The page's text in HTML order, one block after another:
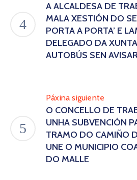
A ALCALDESA DE
MALA XESTIÓN DO
PORTA A PORTA’ E
DELEGADO DA
AUTOBÚS SEN
Páxina siguiente
O CONCELLO DE
UNHA SUBVENCIÓN
TRAMO DO CAMIÑO
UNE O MUNICIPIO
DO MALLE